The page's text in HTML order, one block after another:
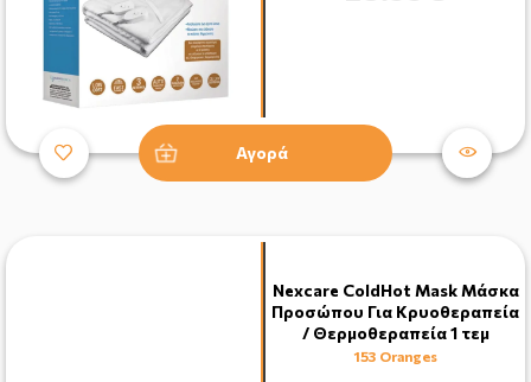
Αγορά
Nexcare ColdHot Mask Μάσκα
Προσώπου Για Κρυοθεραπεία
/ Θερμοθεραπεία 1 τεμ
153 Oranges